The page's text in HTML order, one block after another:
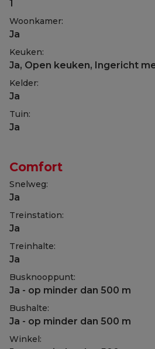
1
Woonkamer:
Ja
Keuken:
Ja, Open keuken, Ingericht
Kelder:
Ja
Tuin:
Ja
Comfort
Snelweg:
Ja
Treinstation:
Ja
Treinhalte:
Ja
Busknooppunt:
Ja - op minder dan 500 m
Bushalte:
Ja - op minder dan 500 m
Winkel: